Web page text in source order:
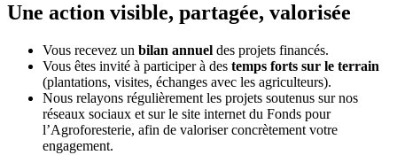
Une action visible, partagée, valorisée
Vous recevez un bilan annuel des projets financés.
Vous êtes invité à participer à des temps forts sur le terrain
(plantations, visites, échanges avec les agriculteurs).
Nous relayons régulièrement les projets soutenus sur nos
réseaux sociaux et sur le site internet du Fonds pour
l’Agroforesterie, afin de valoriser concrètement votre
engagement.